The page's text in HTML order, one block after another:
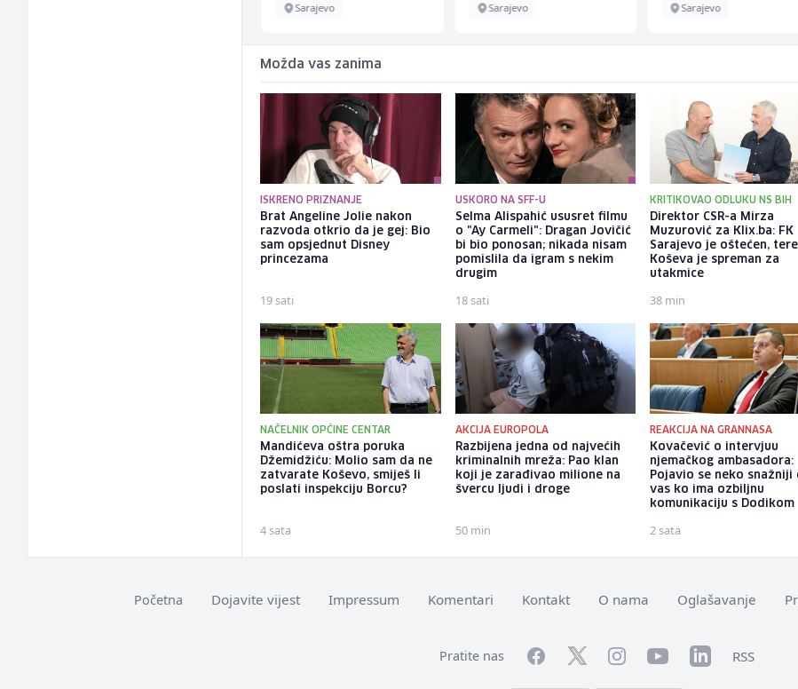
Sarajevo Sarajevo Sarajevo
Možda vas zanima
ISKRENO PRIZNANJE
Brat Angeline Jolie nakon
razvoda otkrio da je gej: Bio
sam opsjednut Disney
princezama
19 sati
USKORO NA SFF-U
Selma Alispahić ususret filmu
o "Ay Carmeli": Dragan Jovičić
bi bio ponosan; nikada nisam
pomislila da igram s nekim
drugim
18 sati
KRITIKOVAO ODLUKU NS BIH
Direktor CSR-a Mirza
Muzurović za Klix.ba: FK
Sarajevo je oštećen,
Koševa je spreman za
utakmice
38 min
NAČELNIK OPĆINE CENTAR
Mandićeva oštra poruka
Džemidžiću: Molio sam da ne
zatvarate Koševo, smiješ li
poslati inspekciju Borcu?
4 sata
AKCIJA EUROPOLA
Razbijena jedna od najvećih
kriminalnih mreža: Pao klan
koji je zarađivao milione na
švercu ljudi i droge
50 min
REAKCIJA NA GRANNASA
Kovačević o intervjuu
njemačkog ambasadora:
Pojavio se neko snažniji
vas ko ima ozbiljnu
komunikaciju s Dodikom
2 sata
Početna Dojavite vijest Impressum Komentari Kontakt O nama Oglašavanje
Pratite nas FacebookTwitterInstagramYouTubeLinkedInRSS